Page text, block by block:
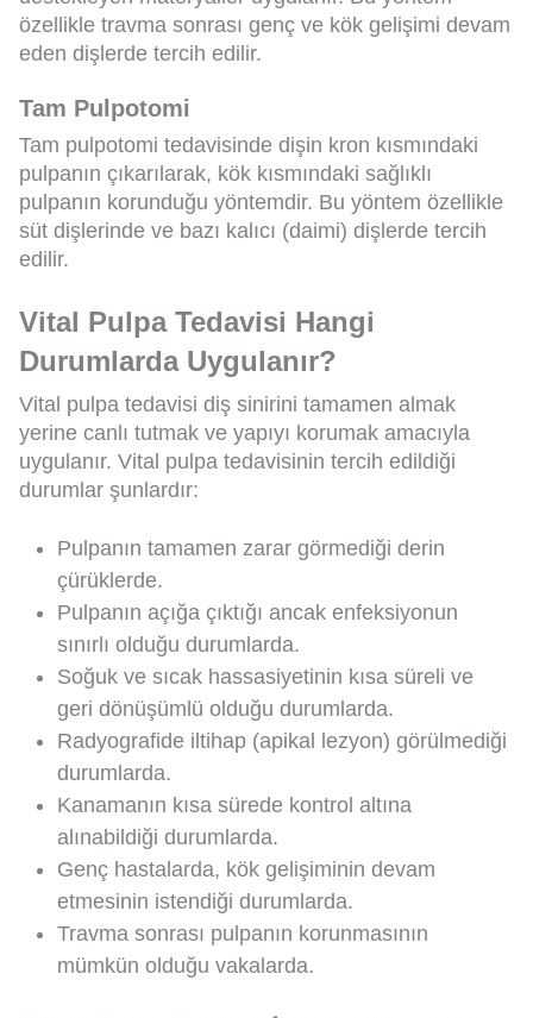
özellikle travma sonrası genç ve kök gelişimi devam
eden dişlerde tercih edilir.
Tam Pulpotomi
Tam pulpotomi tedavisinde dişin kron kısmındaki
pulpanın çıkarılarak, kök kısmındaki sağlıklı
pulpanın korunduğu yöntemdir. Bu yöntem özellikle
süt dişlerinde ve bazı kalıcı (daimi) dişlerde tercih
edilir.
Vital Pulpa Tedavisi Hangi
Durumlarda Uygulanır?
Vital pulpa tedavisi diş sinirini tamamen almak
yerine canlı tutmak ve yapıyı korumak amacıyla
uygulanır. Vital pulpa tedavisinin tercih edildiği
durumlar şunlardır:
Pulpanın tamamen zarar görmediği derin
çürüklerde.
Pulpanın açığa çıktığı ancak enfeksiyonun
sınırlı olduğu durumlarda.
Soğuk ve sıcak hassasiyetinin kısa süreli ve
geri dönüşümlü olduğu durumlarda.
Radyografide iltihap (apikal lezyon) görülmediği
durumlarda.
Kanamanın kısa sürede kontrol altına
alınabildiği durumlarda.
Genç hastalarda, kök gelişiminin devam
etmesinin istendiği durumlarda.
Travma sonrası pulpanın korunmasının
mümkün olduğu vakalarda.